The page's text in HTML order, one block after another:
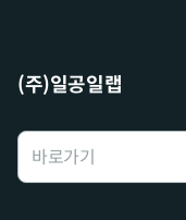
(주)일공일랩